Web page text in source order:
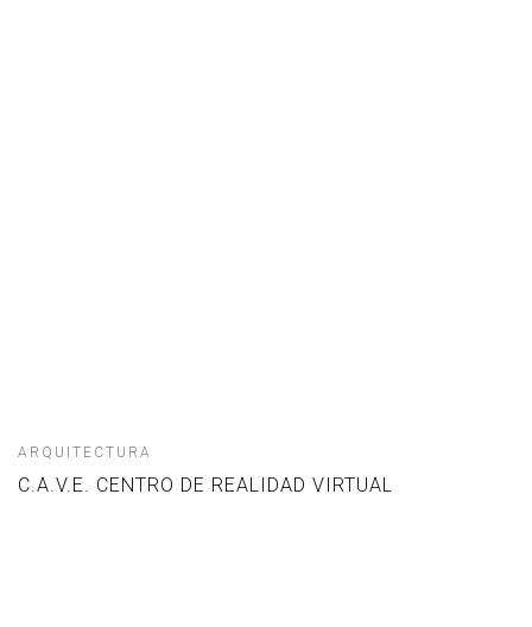
ARQUITECTURA
C.A.V.E. CENTRO DE REALIDAD VIRTUAL